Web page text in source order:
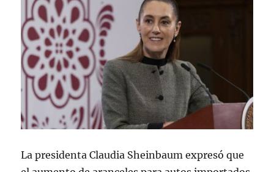
La presidenta Claudia Sheinbaum expresó que